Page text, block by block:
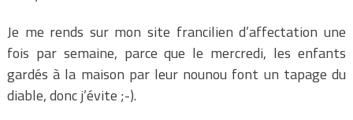
Je me rends sur mon site francilien d’affectation une
fois par semaine, parce que le mercredi, les enfants
gardés à la maison par leur nounou font un tapage du
diable, donc j’évite ;-).